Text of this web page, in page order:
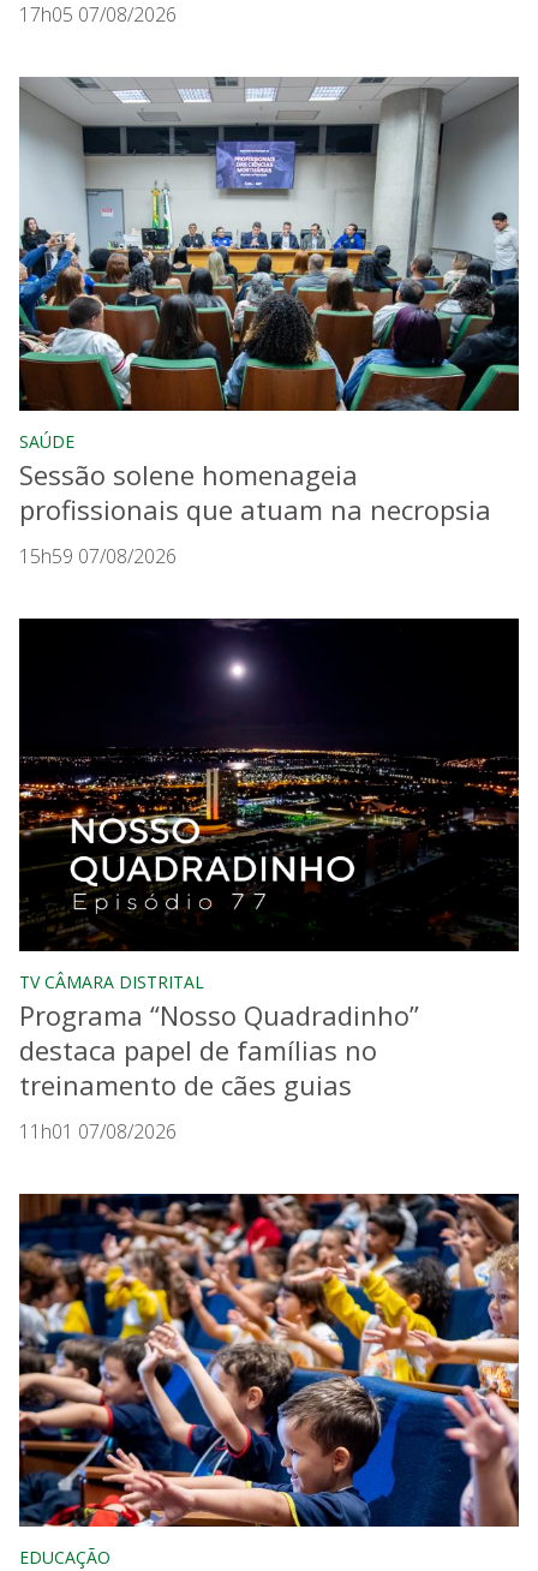
17h05 07/08/2026
SAÚDE
Sessão solene homenageia
profissionais que atuam na necropsia
15h59 07/08/2026
TV CÂMARA DISTRITAL
Programa “Nosso Quadradinho”
destaca papel de famílias no
treinamento de cães guias
11h01 07/08/2026
EDUCAÇÃO